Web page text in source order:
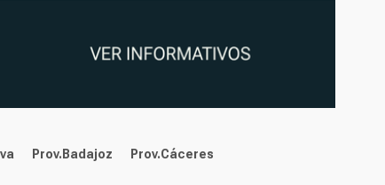
Prov.Badajoz Prov.Cáceres